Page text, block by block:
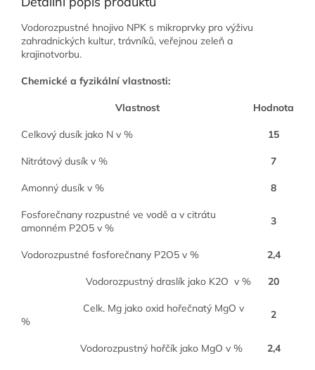
Vodorozpustné hnojivo NPK s mikroprvky pro výživu
zahradnických kultur, trávníků, veřejnou zeleň a
krajinotvorbu.
Chemické a fyzikální vlastnosti:
Vlastnost Hodnota
Celkový dusík jako N v % 15
Nitrátový dusík v % 7
Amonný dusík v % 8
Fosforečnany rozpustné ve vodě a v citrátu
amonném P2O5 v %
3
Vodorozpustné fosforečnany P2O5 v % 2,4
Vodorozpustný draslík jako K2O v % 20
Celk. Mg jako oxid hořečnatý MgO v
%
2
Vodorozpustný hořčík jako MgO v % 2,4